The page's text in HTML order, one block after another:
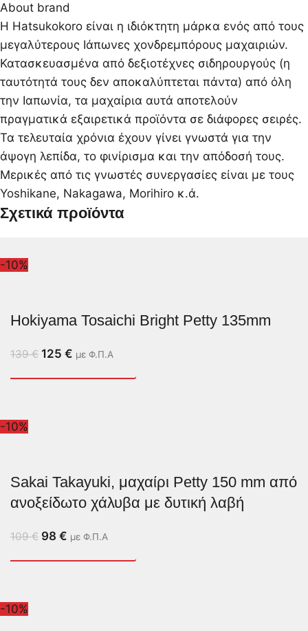
About brand
Η Hatsukokoro είναι η ιδιόκτητη μάρκα ενός από τους
μεγαλύτερους Ιάπωνες χονδρεμπόρους μαχαιριών.
Κατασκευασμένα από δεξιοτέχνες σιδηρουργούς (η
ταυτότητά τους δεν αποκαλύπτεται πάντα) από όλη
την Ιαπωνία, τα μαχαίρια αυτά αποτελούν
πραγματικά εξαιρετικά προϊόντα σε διάφορες σειρές.
Τα τελευταία χρόνια έχουν γίνει γνωστά για την
άψογη λεπίδα, το φινίρισμα και την απόδοσή τους.
Μερικές από τις γνωστές συνεργασίες είναι με τους
Yoshikane, Nakagawa, Morihiro κ.ά.
Σχετικά προϊόντα
-10%
Hokiyama Tosaichi Bright Petty 135mm
139€ 125 € με Φ.Π.Α
-10%
Sakai Takayuki, μαχαίρι Petty 150 mm από
ανοξείδωτο χάλυβα με δυτική λαβή
109€ 98 € με Φ.Π.Α
-10%